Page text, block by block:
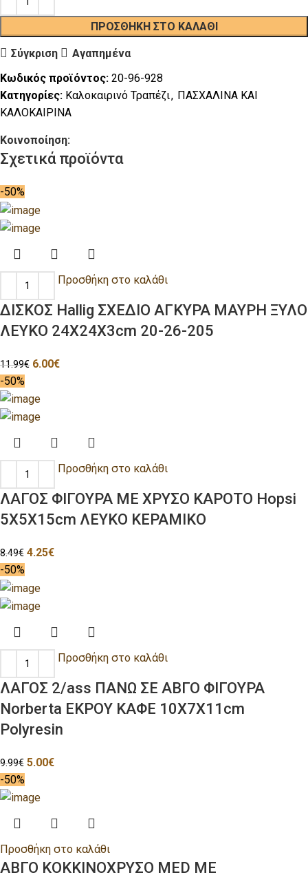
ΠΡΟΣΘΉΚΗ ΣΤΟ ΚΑΛΆΘΙ
Σύγκριση
Αγαπημένα
Κωδικός προϊόντος: 20-96-928
Κατηγορίες: Καλοκαιρινό Τραπέζι, ΠΑΣΧΑΛΙΝΑ ΚΑΙ
ΚΑΛΟΚΑΙΡΙΝΑ
Κοινοποίηση:
Σχετικά προϊόντα
-50%
Προσθήκη στο καλάθι
ΔΙΣΚΟΣ Hallig ΣΧΕΔΙΟ ΑΓΚΥΡΑ ΜΑΥΡΗ ΞΥΛΟ
ΛΕΥΚΟ 24Χ24Χ3cm 20-26-205
11.99€ 6.00€
-50%
Προσθήκη στο καλάθι
ΛΑΓΟΣ ΦΙΓΟΥΡΑ ΜΕ ΧΡΥΣΟ ΚΑΡΟΤΟ Hopsi
5Χ5Χ15cm ΛΕΥΚΟ ΚΕΡΑΜΙΚΟ
8.49€ 4.25€
-50%
Προσθήκη στο καλάθι
ΛΑΓΟΣ 2/ass ΠΑΝΩ ΣΕ ΑΒΓΟ ΦΙΓΟΥΡΑ
Norberta ΕΚΡΟΥ ΚΑΦΕ 10Χ7Χ11cm
Polyresin
9.99€ 5.00€
-50%
Προσθήκη στο καλάθι
ΑΒΓΟ ΚΟΚΚΙΝΟΧΡΥΣΟ MED ΜΕ